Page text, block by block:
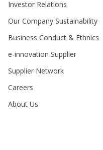
Investor Relations
Our Company Sustainability
Business Conduct & Ethnics
e-innovation Supplier
Supplier Network
Careers
About Us